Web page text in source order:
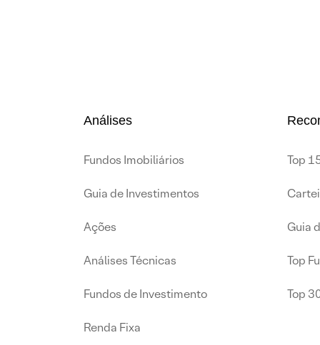
Análises
Fundos Imobiliários
Guia de Investimentos
Ações
Análises Técnicas
Fundos de Investimento
Renda Fixa
Top
Guia
Top
Top